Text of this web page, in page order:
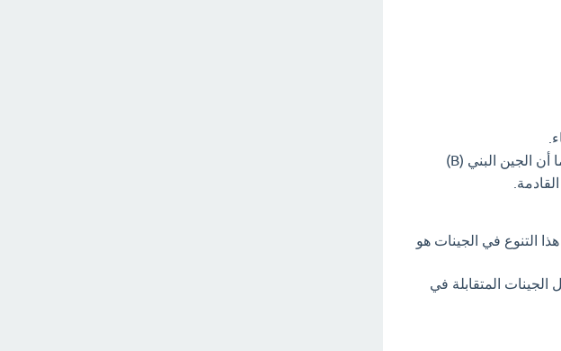
هذا فرد *هجين*، يحمل جينًا للعيون البنية وجينًا للعيون الزرقاء. بما أن الجين البني (B)
التنوع في الجينات هو
المتقابلة في